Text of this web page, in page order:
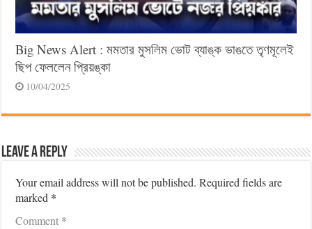
Big News Alert : মমতার মুসলিম ভোট ব্যাঙ্ক ভাঙতে তৃণমূলেই
ছিপ ফেললেন প্রিয়ঙ্কা
10/04/2025
Leave a Reply
Your email address will not be published. Required fields are
marked *
Comment *